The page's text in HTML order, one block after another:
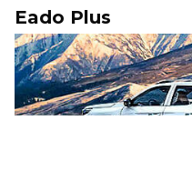
Eado Plus